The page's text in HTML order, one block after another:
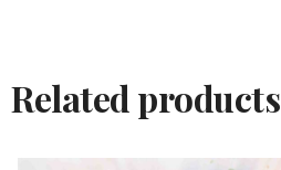
Related products